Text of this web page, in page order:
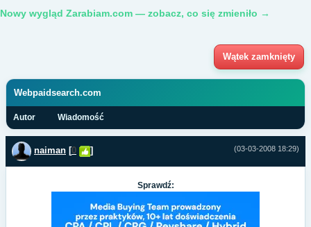
Nowy wygląd Zarabiam.com — zobacz, co się zmieniło →
Wątek zamknięty
Webpaidsearch.com
Autor Wiadomość
(03-03-2008 18:29)
naiman [0 ]
Sprawdź: